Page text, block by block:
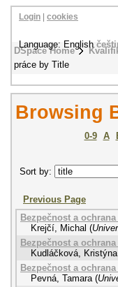
DSpace Home
práce by Title
Login cookies
Language: English
Browsing
0-9 A
Sort by:
Previous Page
Bezpečnost a
Krejčí, Michal (
Bezpečnost a
Kudláčková, Kristýna
Bezpečnost a
Pevná, Tamara (